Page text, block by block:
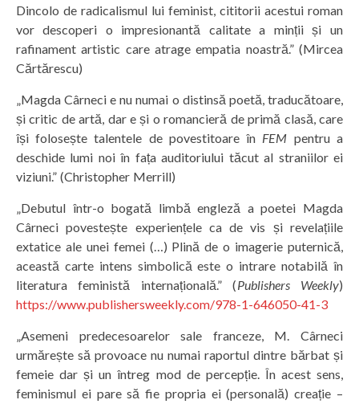
Dincolo de radicalismul lui feminist, cititorii acestui roman
vor descoperi o impresionantă calitate a minții și un
rafinament artistic care atrage empatia noastră.” (Mircea
Cărtărescu)
„Magda Cârneci e nu numai o distinsă poetă, traducătoare,
și critic de artă, dar e și o romancieră de primă clasă, care
își folosește talentele de povestitoare în FEM pentru a
deschide lumi noi în fața auditoriului tăcut al straniilor ei
viziuni.” (Christopher Merrill)
„Debutul într-o bogată limbă engleză a poetei Magda
Cârneci povestește experiențele ca de vis și revelațiile
extatice ale unei femei (…) Plină de o imagerie puternică,
această carte intens simbolică este o intrare notabilă în
literatura feministă internațională.” (Publishers Weekly)
https://www.publishersweekly.com/978-1-646050-41-3
„Asemeni predecesoarelor sale franceze, M. Cârneci
urmărește să provoace nu numai raportul dintre bărbat și
femeie dar și un întreg mod de percepție. În acest sens,
feminismul ei pare să fie propria ei (personală) creație –